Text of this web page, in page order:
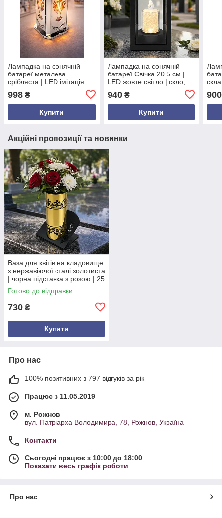
Лампадка на сонячній
батареї металева
срібляста | LED імітація
Польща
998 ₴
Купити
Лампадка на сонячній
батареї Свічка 20.5 см |
LED жовте світло | скло,
940₴
Купити
900
Акційні пропозиції та новинки
Ваза для квітів на кладовище
з нержавіючої сталі золотиста
| чорна підставка з розою | 25
см Опис товару
Готово до відправки
730 ₴
Купити
Про нас
100% позитивних з 797 відгуків за рік
Працює з 11.05.2019
м. Рожнов
вул. Патріарха Володимира, 78, Рожнов, Україна
Контакти
Сьогодні працює з 10:00 до 18:00
Показати весь графік роботи
Про нас